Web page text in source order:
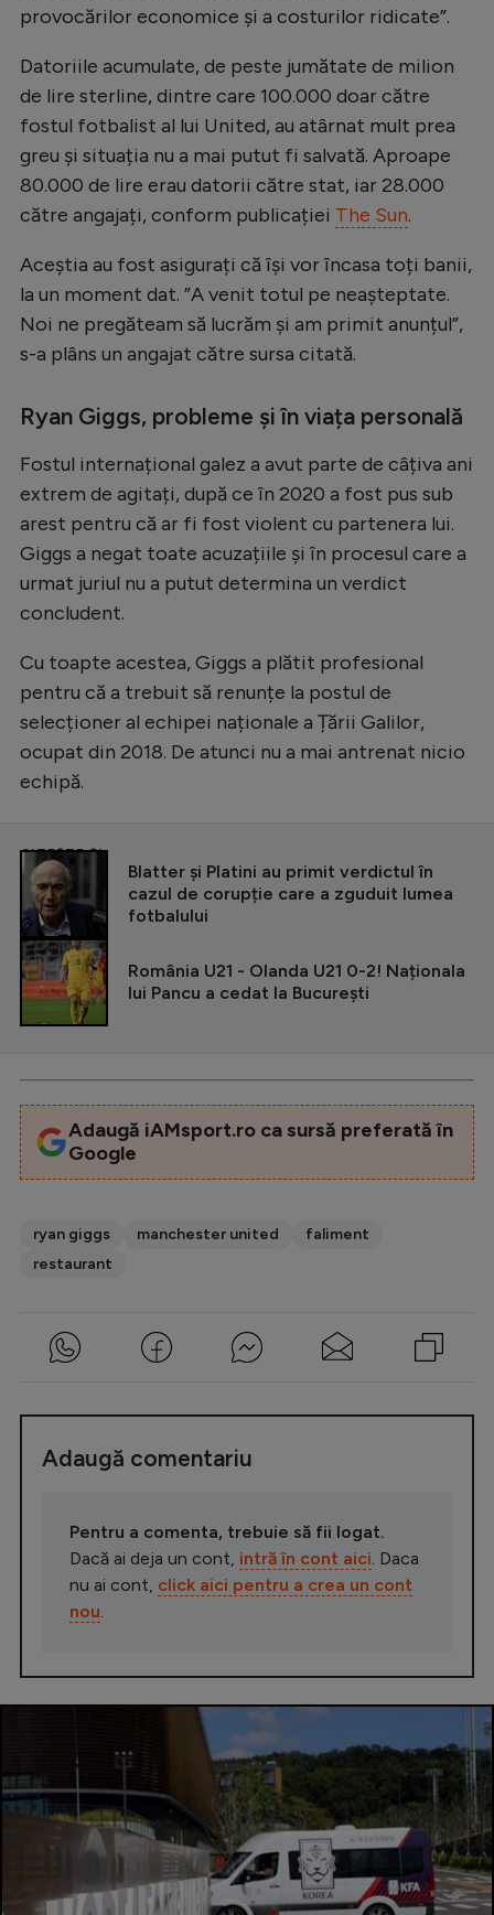
Rugby
Ciclism
Alte sporturi
JO 2026
Intră în cont
Creează cont
provocărilor economice și a costurilor ridicate”.
Datoriile acumulate, de peste jumătate de milion
de lire sterline, dintre care 100.000 doar către
fostul fotbalist al lui United, au atârnat mult prea
greu și situația nu a mai putut fi salvată. Aproape
80.000 de lire erau datorii către stat, iar 28.000
către angajați, conform publicației The Sun.
Aceștia au fost asigurați că își vor încasa toți banii,
la un moment dat. ”A venit totul pe neașteptate.
Noi ne pregăteam să lucrăm și am primit anunțul”,
s-a plâns un angajat către sursa citată.
Ryan Giggs, probleme și în viața personală
Fostul internațional galez a avut parte de câțiva ani
extrem de agitați, după ce în 2020 a fost pus sub
arest pentru că ar fi fost violent cu partenera lui.
Giggs a negat toate acuzațiile și în procesul care a
urmat juriul nu a putut determina un verdict
concludent.
Cu toapte acestea, Giggs a plătit profesional
pentru că a trebuit să renunțe la postul de
selecționer al echipei naționale a Țării Galilor,
ocupat din 2018. De atunci nu a mai antrenat nicio
echipă.
CITEȘTE ȘI
Blatter și Platini au primit verdictul în
cazul de corupție care a zguduit lumea
fotbalului
România U21 - Olanda U21 0-2! Naționala
lui Pancu a cedat la București
Adaugă iAMsport.ro ca sursă preferată în
Google
ryan giggs manchester united
faliment
restaurant
Adaugă comentariu
Pentru a comenta, trebuie să fii logat.
Dacă ai deja un cont, intră în cont aici . Daca
nu ai cont, click aici pentru a crea un cont
nou